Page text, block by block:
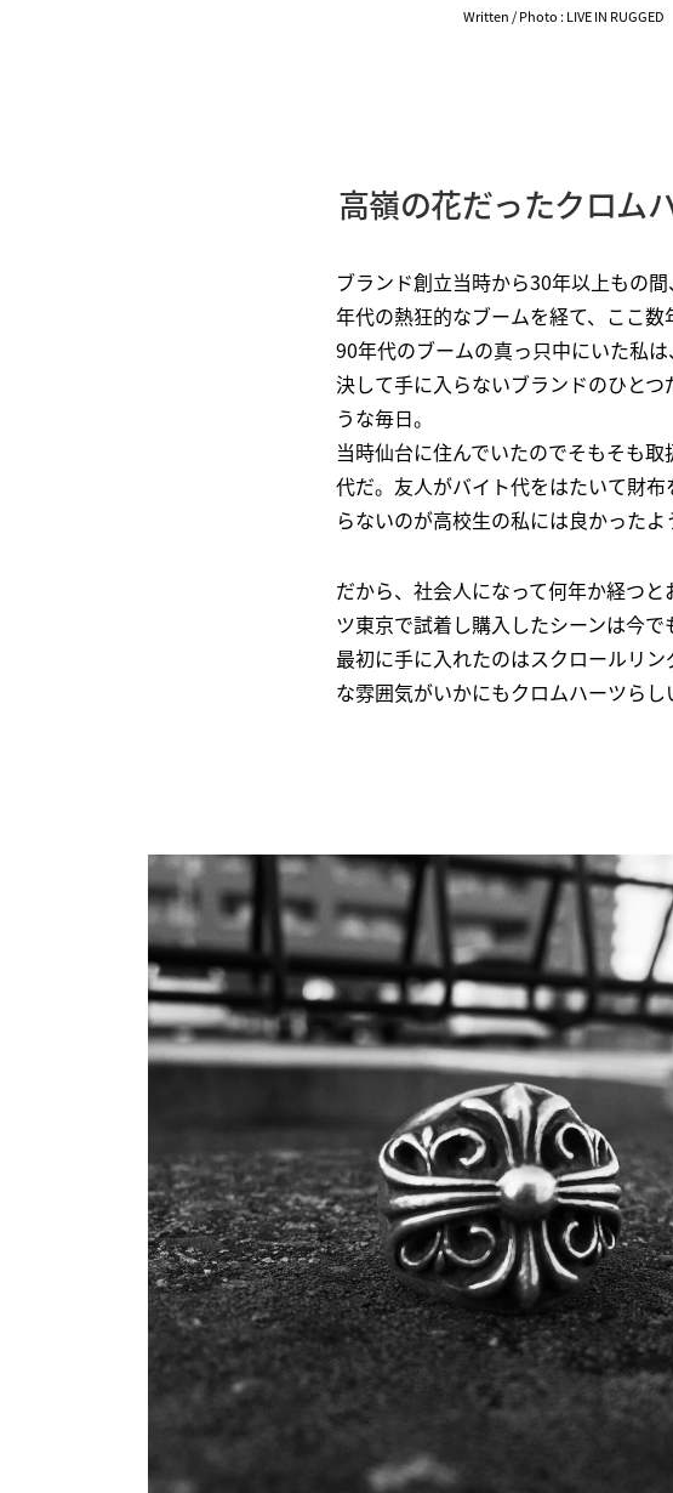
Written / Photo : LIVE IN RUGGED
高嶺の花だったクロム
ブランド創立当時から30年以上もの
年代の熱狂的なブームを経て、ここ
90年代のブームの真っ只中にいた私
決して手に入らないブランドのひと
うな毎日。
当時仙台に住んでいたのでそもそも
代だ。友人がバイト代をはたいて財
らないのが高校生の私には良かったよ
だから、社会人になって何年か経つ
ツ東京で試着し購入したシーンは今で
最初に手に入れたのはスクロールリ
な雰囲気がいかにもクロムハーツらし